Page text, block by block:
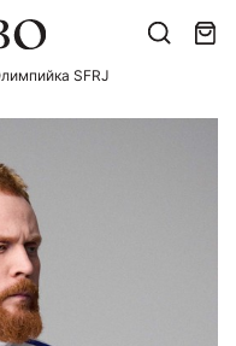
Олимпийка SFRJ